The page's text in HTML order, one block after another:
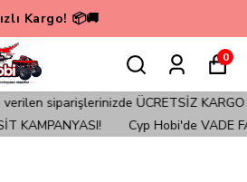
Kargo! 📦🚚
0
siparişlerinizde ÜCRETSİZ KARGO ile
KAMPANYASI!
Cyp Hobi'de VADE